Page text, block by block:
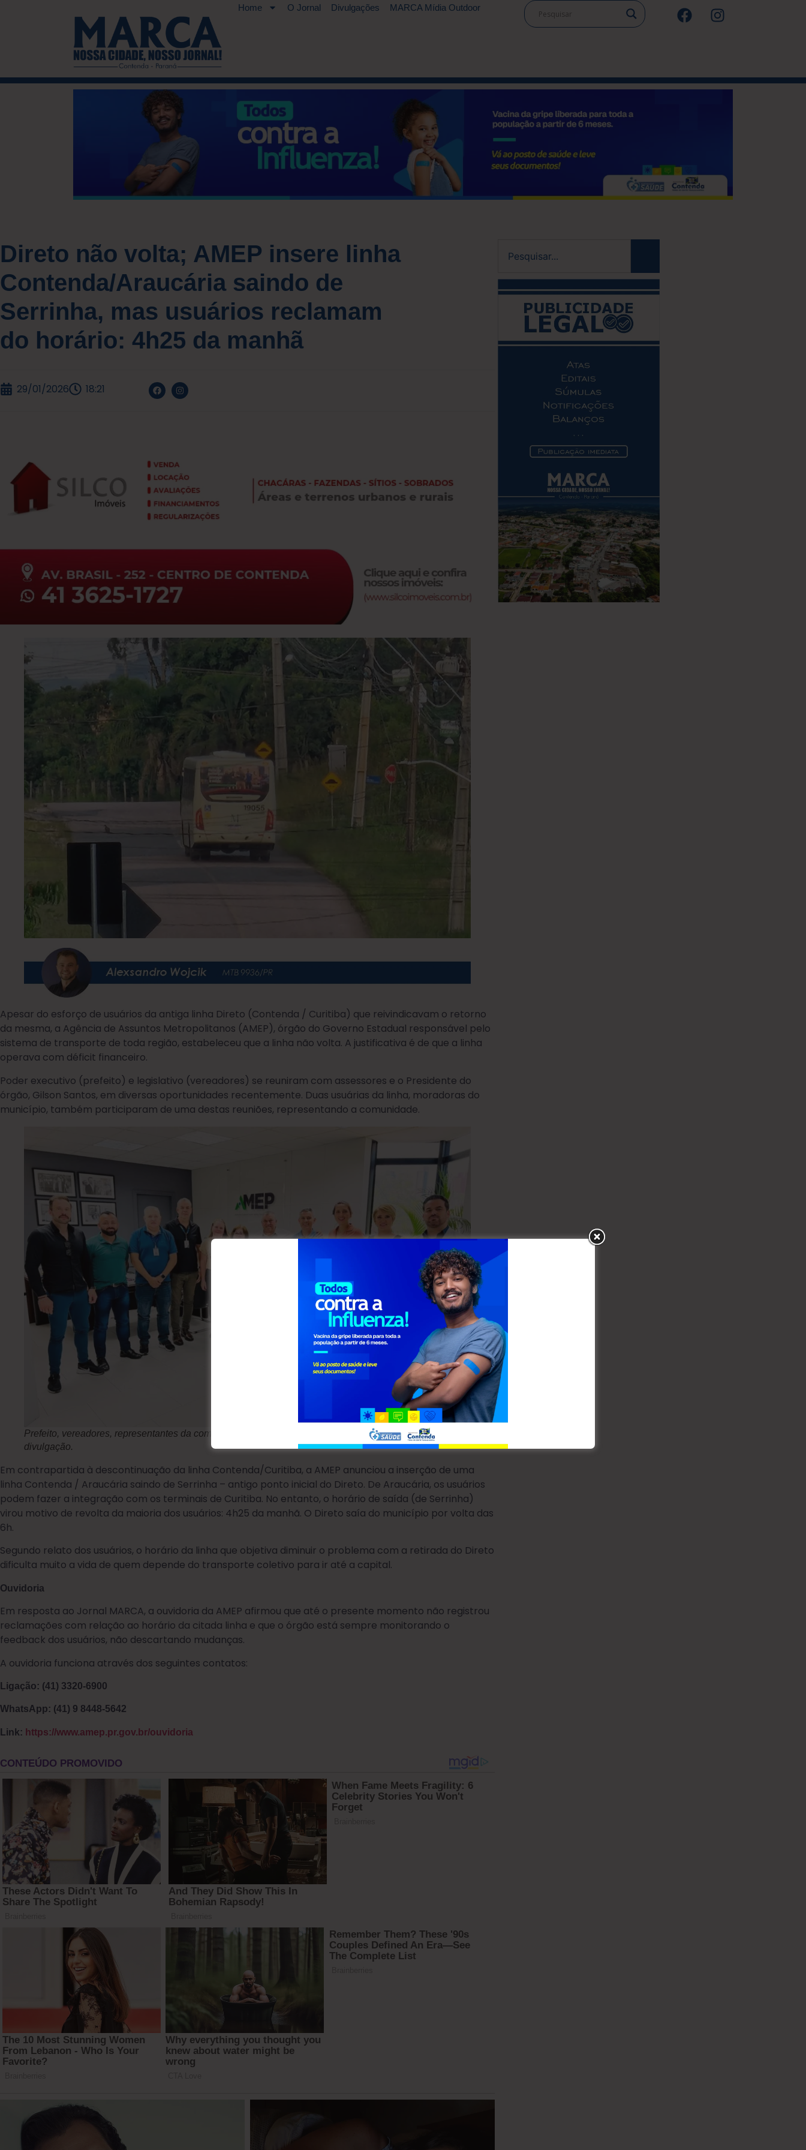
Home O Jornal Divulgações MARCA Mídia Outdoor
Direto não volta; AMEP insere linha
Contenda/Araucária saindo de
Serrinha, mas usuários reclamam
do horário: 4h25 da manhã
29/01/2026 18:21
Apesar do esforço de usuários da antiga linha Direto (Contenda / Curitiba) que reivindicavam o retorno
da mesma, a Agência de Assuntos Metropolitanos (AMEP), órgão do Governo Estadual responsável pelo
sistema de transporte de toda região, estabeleceu que a linha não volta. A justificativa é de que a linha
operava com déficit financeiro.
Poder executivo (prefeito) e legislativo (vereadores) se reuniram com assessores e o Presidente do
órgão, Gilson Santos, em diversas oportunidades recentemente. Duas usuárias da linha, moradoras do
município, também participaram de uma destas reuniões, representando a comunidade.
Prefeito, vereadores, representantes da comunidade e diretores da AMEP em reunião recente. Foto:
divulgação.
Em contrapartida à descontinuação da linha Contenda/Curitiba, a AMEP anunciou a inserção de uma
linha Contenda / Araucária saindo de Serrinha – antigo ponto inicial do Direto. De Araucária, os usuários
podem fazer a integração com os terminais de Curitiba. No entanto, o horário de saída (de Serrinha)
virou motivo de revolta da maioria dos usuários: 4h25 da manhã. O Direto saía do município por volta das
6h.
Segundo relato dos usuários, o horário da linha que objetiva diminuir o problema com a retirada do Direto
dificulta muito a vida de quem depende do transporte coletivo para ir até a capital.
Ouvidoria
Em resposta ao Jornal MARCA, a ouvidoria da AMEP afirmou que até o presente momento não registrou
reclamações com relação ao horário da citada linha e que o órgão está sempre monitorando o
feedback dos usuários, não descartando mudanças.
A ouvidoria funciona através dos seguintes contatos:
Ligação: (41) 3320-6900
WhatsApp: (41) 9 8448-5642
Link: https://www.amep.pr.gov.br/ouvidoria